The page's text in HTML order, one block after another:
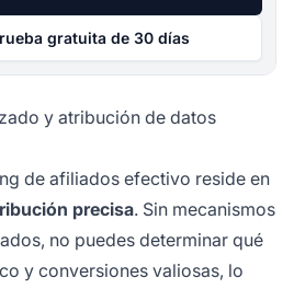
gratuita de 30 días
y atribución de datos
de afiliados efectivo reside en
precisa. Sin mecanismos
no puedes determinar qué
y conversiones valiosas, lo